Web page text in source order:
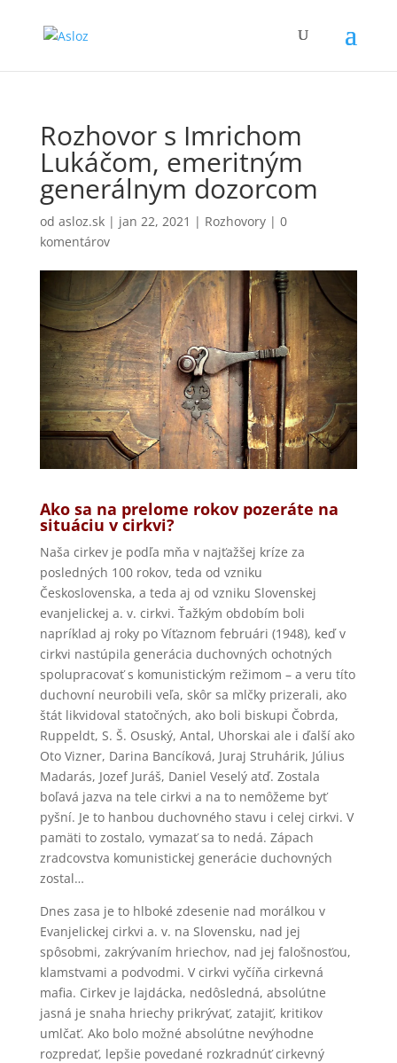
Rozhovor s Imrichom
Lukáčom, emeritným
generálnym dozorcom
od asloz.sk| jan 22, 2021 | Rozhovory| 0
komentárov
Ako sa na prelome rokov pozeráte na
situáciu v cirkvi?
Naša cirkev je podľa mňa v najťažšej kríze za
posledných 100 rokov, teda od vzniku
Československa, a teda aj od vzniku Slovenskej
evanjelickej a. v. cirkvi. Ťažkým obdobím boli
napríklad aj roky po Víťaznom februári (1948), keď v
cirkvi nastúpila generácia duchovných ochotných
spolupracovať s komunistickým režimom – a veru títo
duchovní neurobili veľa, skôr sa mlčky prizerali, ako
štát likvidoval statočných, ako boli biskupi Čobrda,
Ruppeldt, S. Š. Osuský, Antal, Uhorskai ale i ďalší ako
Oto Vizner, Darina Bancíková, Juraj Struhárik, Július
Madarás, Jozef Juráš, Daniel Veselý atď. Zostala
boľavá jazva na tele cirkvi a na to nemôžeme byť
pyšní. Je to hanbou duchovného stavu i celej cirkvi. V
pamäti to zostalo, vymazať sa to nedá. Zápach
zradcovstva komunistickej generácie duchovných
zostal…
Dnes zasa je to hlboké zdesenie nad morálkou v
Evanjelickej cirkvi a. v. na Slovensku, nad jej
spôsobmi, zakrývaním hriechov, nad jej falošnosťou,
klamstvami a podvodmi. V cirkvi vyčíňa cirkevná
mafia. Cirkev je lajdácka, nedôsledná, absolútne
jasná je snaha hriechy prikrývať, zatajiť, kritikov
umlčať. Ako bolo možné absolútne nevýhodne
rozpredať, lepšie povedané rozkradnúť cirkevný